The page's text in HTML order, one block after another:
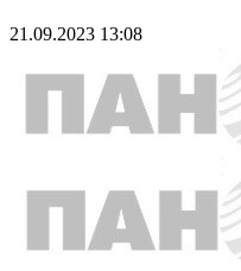
21.09.2023 13:08